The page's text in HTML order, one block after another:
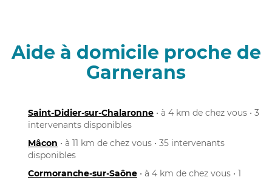
Aide à domicile proche de
Garnerans
Saint-Didier-sur-Chalaronne • à 4 km de chez vous • 3
intervenants disponibles
Mâcon • à 11 km de chez vous • 35 intervenants
disponibles
Cormoranche-sur-Saône • à 4 km de chez vous • 1